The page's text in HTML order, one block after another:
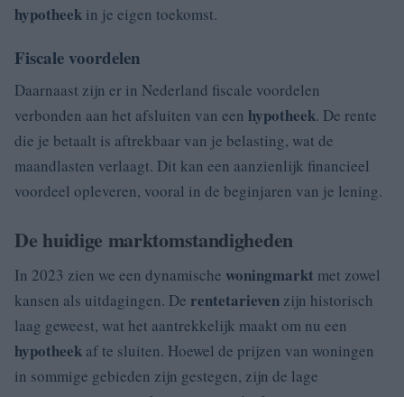
hypotheek in je eigen toekomst.
Fiscale voordelen
Daarnaast zijn er in Nederland fiscale voordelen
verbonden aan het afsluiten van een hypotheek. De rente
die je betaalt is aftrekbaar van je belasting, wat de
maandlasten verlaagt. Dit kan een aanzienlijk financieel
voordeel opleveren, vooral in de beginjaren van je lening.
De huidige marktomstandigheden
In 2023 zien we een dynamische woningmarkt met zowel
kansen als uitdagingen. De rentetarieven zijn historisch
laag geweest, wat het aantrekkelijk maakt om nu een
hypotheek af te sluiten. Hoewel de prijzen van woningen
in sommige gebieden zijn gestegen, zijn de lage